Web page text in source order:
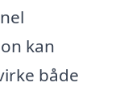
kan
både